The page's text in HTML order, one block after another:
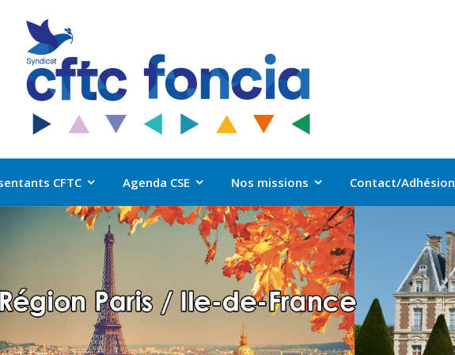
CFTC Agenda CSE Nos missions Contact/Adhésion